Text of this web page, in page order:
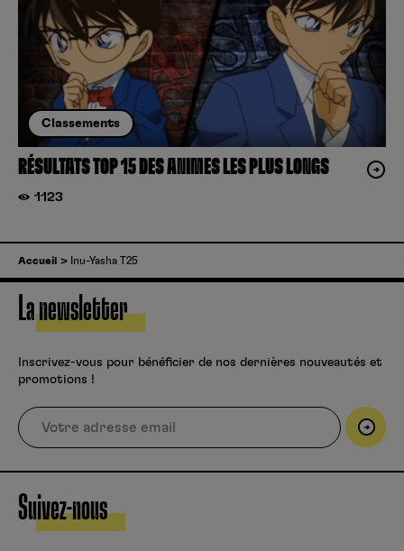
Classements
RÉSULTATS TOP 15 DES ANIMES LES PLUS LONGS
1123
Accueil Inu-Yasha T25
La newsletter
Inscrivez-vous pour bénéficier de nos dernières nouveautés et
promotions !
Suivez-nous